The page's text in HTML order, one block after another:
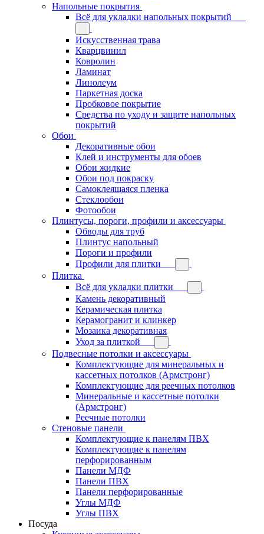
Напольные покрытия
Всё для укладки напольных покрытий
Искусственная трава
Кварцвинил
Ковролин
Ламинат
Линолеум
Паркетная доска
Пробковое покрытие
Средства по уходу и защите напольных
покрытий
Обои
Декоративные обои
Клей и инструменты для обоев
Обои жидкие
Обои под покраску
Самоклеящаяся пленка
Стеклообои
Фотообои
Плинтусы, пороги, профили и аксессуары
Обводы для труб
Плинтус напольный
Пороги и профили
Профили для плитки
Плитка
Всё для укладки плитки
Камень декоративный
Керамическая плитка
Керамогранит и клинкер
Мозаика декоративная
Уход за плиткой
Подвесные потолки и аксессуары
Комплектующие для минеральных и
кассетных потолков (Армстронг)
Комплектующие для реечных потолков
Минеральные и кассетные потолки
(Армстронг)
Реечные потолки
Стеновые панели
Комплектующие к панелям ПВХ
Комплектующие к панелям
перфорированным
Панели МДФ
Панели ПВХ
Панели перфорированные
Углы МДФ
Углы ПВХ
Посуда